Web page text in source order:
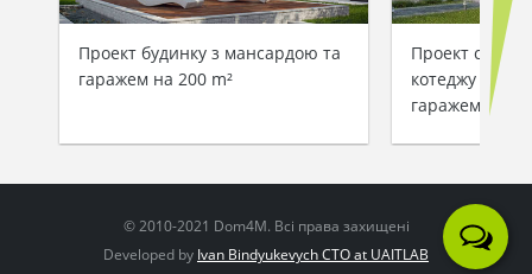
Проект будинку з мансардою та
гаражем на 200 m²
Проект
котеджу з
гаражем для
© 2010-2021 Dom4M. Всі права захищені
Developed by Ivan Bindyukevych CTO at UAITLAB